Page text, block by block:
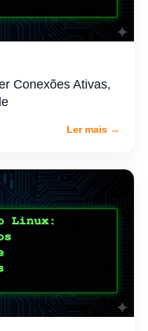
Conexões Ativas,
Ler mais →